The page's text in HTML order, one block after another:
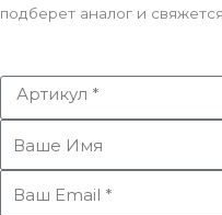
подберет аналог и
Артикул
Имя
Email